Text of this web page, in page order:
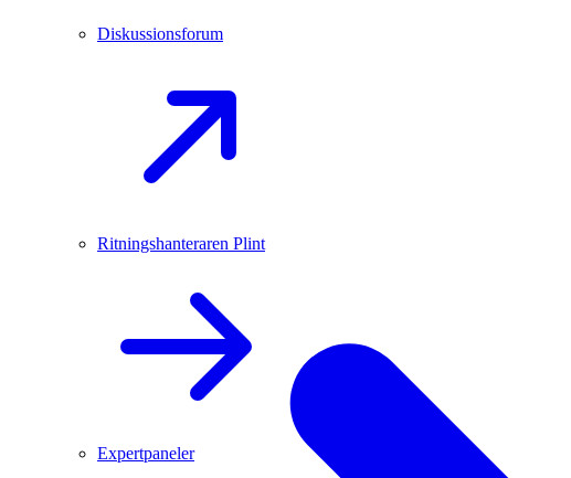
Diskussionsforum
Ritningshanteraren Plint
Expertpaneler